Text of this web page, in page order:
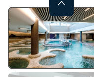
This carousel contains a